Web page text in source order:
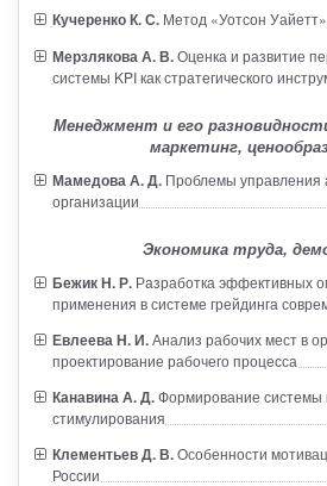
Кучеренко К. С.Метод «Уотсон Уайетт»
Мерзлякова А. В.Оценка и развитие
системы KPI как стратегического
Менеджмент и его
маркетинг,
Мамедова А. Д.Проблемы управления
организации
Экономика труда,
Бежик Н. Р.Разработка эффективных
применения в системе грейдинга
Евлеева Н. И.Анализ рабочих мест в
проектирование рабочего процесса
Канавина А. Д.Формирование системы
стимулирования
Клементьев Д. В.Особенности
России